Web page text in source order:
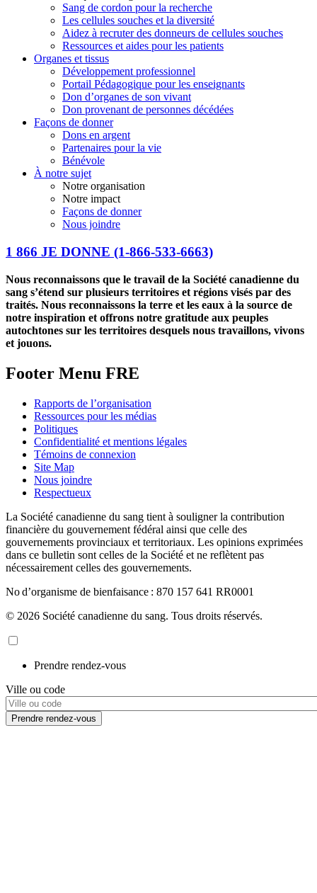
Sang de cordon pour la recherche
Les cellules souches et la diversité
Aidez à recruter des donneurs de cellules souches
Ressources et aides pour les patients
Organes et tissus
Développement professionnel
Portail Pédagogique pour les enseignants
Don d’organes de son vivant
Don provenant de personnes décédées
Façons de donner
Dons en argent
Partenaires pour la vie
Bénévole
À notre sujet
Notre organisation
Notre impact
Façons de donner
Nous joindre
1 866 JE DONNE (1-866-533-6663)
Nous reconnaissons que le travail de la Société canadienne du
sang s’étend sur plusieurs territoires et régions visés par des
traités. Nous reconnaissons la terre et les eaux à la source de
notre inspiration et offrons notre gratitude aux peuples
autochtones sur les territoires desquels nous travaillons, vivons
et jouons.
Footer Menu FRE
Rapports de l’organisation
Ressources pour les médias
Politiques
Confidentialité et mentions légales
Témoins de connexion
Site Map
Nous joindre
Respectueux
La Société canadienne du sang tient à souligner la contribution
financière du gouvernement fédéral ainsi que celle des
gouvernements provinciaux et territoriaux. Les opinions exprimées
dans ce bulletin sont celles de la Société et ne reflètent pas
nécessairement celles des gouvernements.
No d’organisme de bienfaisance : 870 157 641 RR0001
© 2026 Société canadienne du sang. Tous droits réservés.
Prendre rendez-vous
Ville ou code